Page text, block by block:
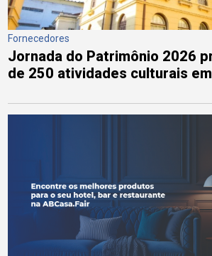
Fornecedores
Jornada do Patrimônio 2026
de 250 atividades culturais